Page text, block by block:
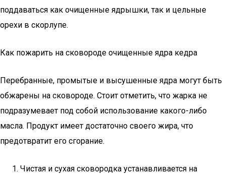
поддаваться как очищенные ядрышки, так и цельные
орехи в скорлупе.
Как пожарить на сковороде очищенные ядра кедра
Перебранные, промытые и высушенные ядра могут быть
обжарены на сковороде. Стоит отметить, что жарка не
подразумевает под собой использование какого-либо
масла. Продукт имеет достаточно своего жира, что
предотвратит его сгорание.
Чистая и сухая сковородка устанавливается на